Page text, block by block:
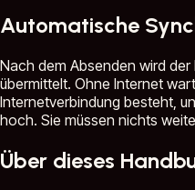
Automatische
Nach dem Absenden wird
übermittelt. Ohne Internet
Internetverbindung besteht,
hoch. Sie müssen nichts
Über dieses